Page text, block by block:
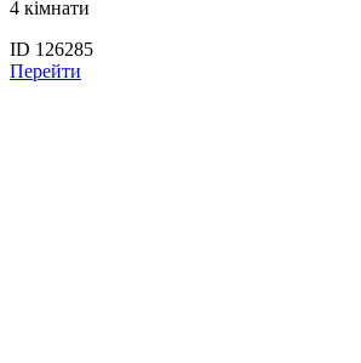
4 кімнати
ID 126285
Перейти